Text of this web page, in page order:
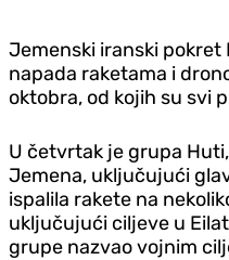
Jemenski iranski pokret
napada raketama i
oktobra, od kojih su svi
U četvrtak je grupa
Jemena, uključujući
ispalila rakete na
uključujući ciljeve u
grupe nazvao vojnim